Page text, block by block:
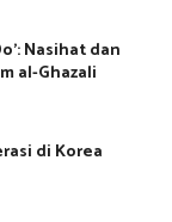
Nasihat dan
al-Ghazali
di Korea